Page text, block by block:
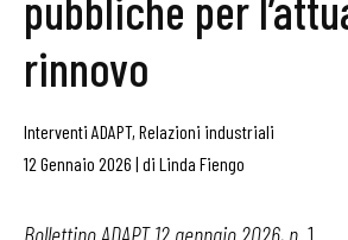
rinnovo
Interventi ADAPT, Relazioni industriali
12 Gennaio 2026 | di Linda Fiengo
Bollettino ADAPT 12 gennaio 2026, n. 1